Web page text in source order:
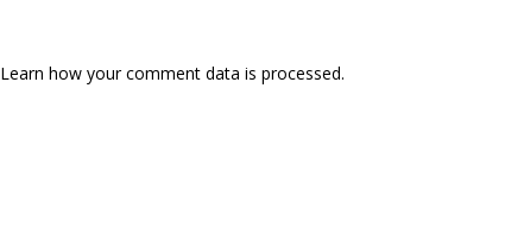
Learn how your comment data is processed.